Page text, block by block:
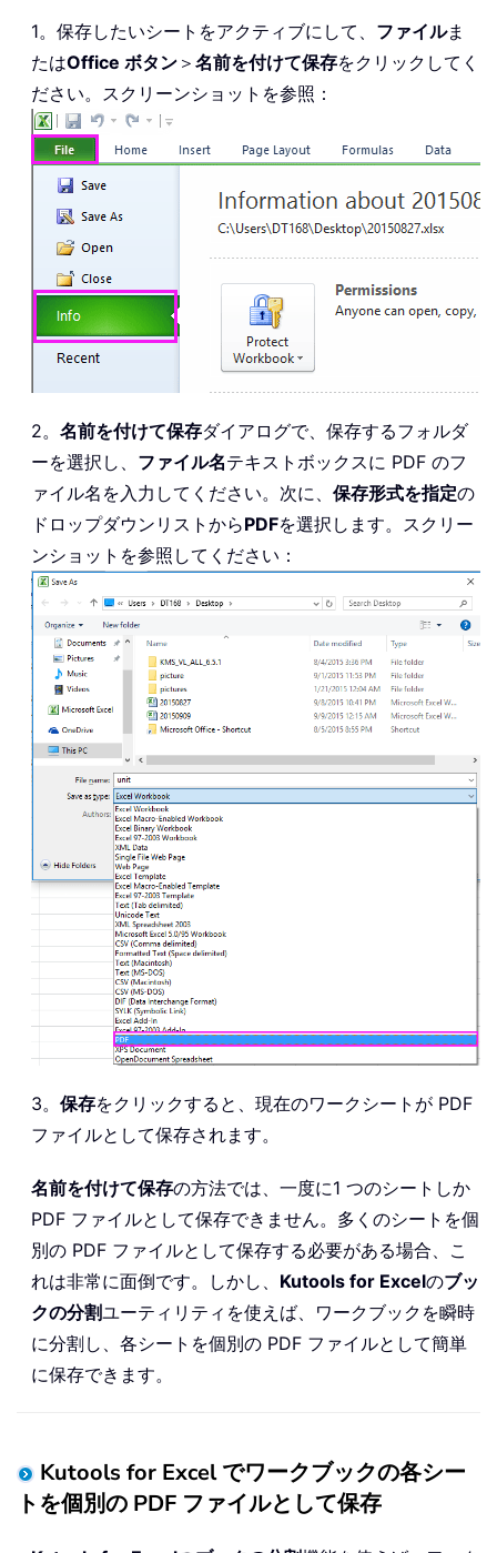
1。保存したいシートをアクティブにして、 ファイルま
たはOffice ボタン ＞ 名前を付けて保存をクリックしてく
ださい。スクリーンショットを参照：
2。 名前を付けて保存ダイアログで、保存するフォルダ
ーを選択し、 ファイル名テキストボックスに PDF のフ
ァイル名を入力してください。次に、 保存形式を指定の
ドロップダウンリストからPDFを選択します。スクリー
ンショットを参照してください：
3。 保存をクリックすると、現在のワークシートが PDF
ファイルとして保存されます。
名前を付けて保存の方法では、一度に1 つのシートしか
PDF ファイルとして保存できません。多くのシートを個
別の PDF ファイルとして保存する必要がある場合、こ
れは非常に面倒です。しかし、 Kutools for Excelのブッ
クの分割ユーティリティを使えば、ワークブックを瞬時
に分割し、各シートを個別の PDF ファイルとして簡単
に保存できます。
Kutools for Excel でワークブックの各シー
トを個別の PDF ファイルとして保存